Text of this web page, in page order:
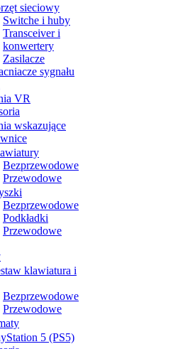
sieciowy
Switche i huby
Transceiver i
konwertery
Zasilacze
sygnału
VR
wskazujące
Bezprzewodowe
Przewodowe
Bezprzewodowe
Podkładki
Przewodowe
klawiatura i
Bezprzewodowe
Przewodowe
5 (PS5)